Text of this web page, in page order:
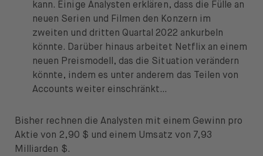
kann. Einige Analysten erklären, dass die Fülle an
neuen Serien und Filmen den Konzern im
zweiten und dritten Quartal 2022 ankurbeln
könnte. Darüber hinaus arbeitet Netflix an einem
neuen Preismodell, das die Situation verändern
könnte, indem es unter anderem das Teilen von
Accounts weiter einschränkt…
Bisher rechnen die Analysten mit einem Gewinn pro
Aktie von 2,90 $ und einem Umsatz von 7,93
Milliarden $.